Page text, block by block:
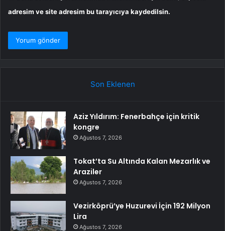
adresim ve site adresim bu tarayıcıya kaydedilsin.
Son Eklenen
Aziz Yıldırım: Fenerbahçe için kritik
kongre
Ağustos 7, 2026
Tokat’ta Su Altında Kalan Mezarlık ve
Araziler
Ağustos 7, 2026
Vezirköprü’ye Huzurevi İçin 192 Milyon
Lira
Ağustos 7, 2026